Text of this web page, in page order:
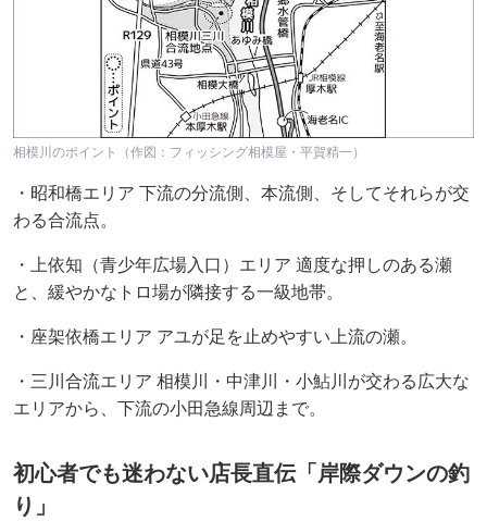
相模川のポイント（作図：フィッシング相模屋・平賀精一）
・昭和橋エリア 下流の分流側、本流側、そしてそれらが交
わる合流点。
・上依知（青少年広場入口）エリア 適度な押しのある瀬
と、緩やかなトロ場が隣接する一級地帯。
・座架依橋エリア アユが足を止めやすい上流の瀬。
・三川合流エリア 相模川・中津川・小鮎川が交わる広大な
エリアから、下流の小田急線周辺まで。
初心者でも迷わない店長直伝「岸際ダウンの釣
り」